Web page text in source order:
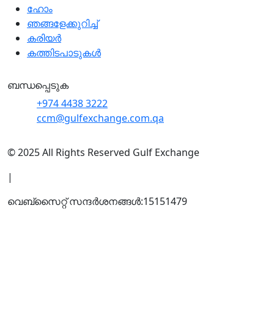
ഹോം
ഞങ്ങളേക്കുറിച്ച്
കരിയർ
കത്തിടപാടുകൾ
ബന്ധപ്പെടുക
+974 4438 3222
ccm@gulfexchange.com.qa
© 2025 All Rights Reserved Gulf Exchange
|
വെബ്സൈറ്റ് സന്ദര്‍ശനങ്ങള്‍:15151479